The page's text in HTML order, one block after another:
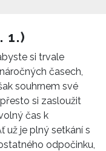
1.)
si trvale
časech,
souhrnem své
si zasloužit
čas k
už je plný setkání s
odpočinku,